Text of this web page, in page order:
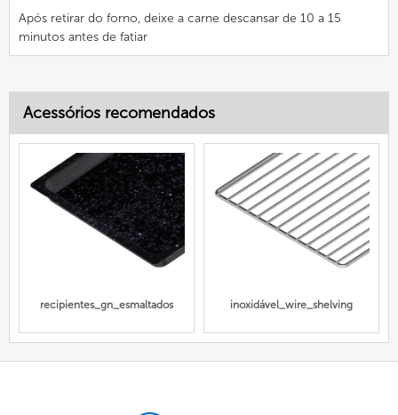
Após retirar do forno, deixe a carne descansar de 10 a 15
minutos antes de fatiar
Acessórios recomendados
recipientes_gn_esmaltados inoxidável_wire_shelving